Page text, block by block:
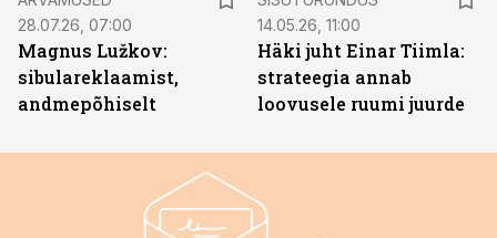
28.07.26, 07:00
Magnus Lužkov:
sibulareklaamist,
andmepõhiselt
14.05.26, 11:00
Häki juht Einar Tiimla:
strateegia annab
loovusele ruumi juurde